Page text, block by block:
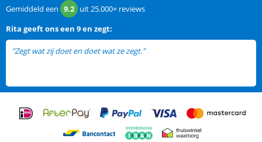
Gemiddeld een 9.2 uit25.000+ reviews
Rita geeft ons een 9 en zegt:
"Zegt wat zij doet en doet wat ze zegt."